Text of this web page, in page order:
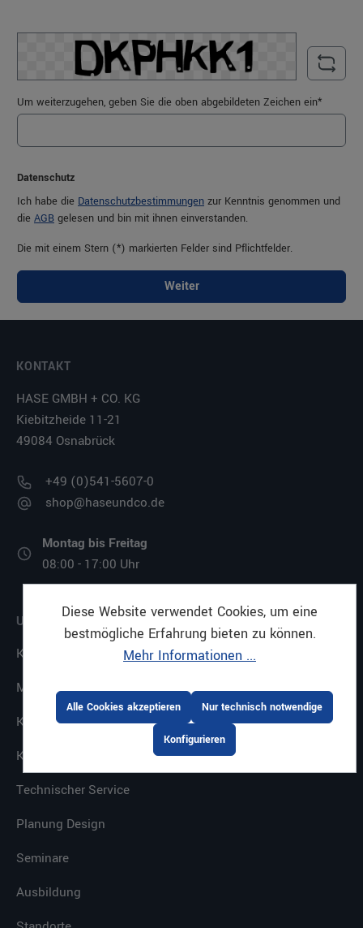
Um weiterzugehen, geben Sie die oben abgebildeten Zeichen ein*
Datenschutz
Ich habe die Datenschutzbestimmungen zur Kenntnis genommen und
die AGB gelesen und bin mit ihnen einverstanden.
Die mit einem Stern (*) markierten Felder sind Pflichtfelder.
Weiter
KONTAKT
HASE GMBH + CO. KG
Kiebitzheide 11-21
49084 Osnabrück
+49 (0)541-5607-0
shop@haseundco.de
Montag bis Freitag
08:00 - 17:00 Uhr
UNTERNEHMEN
Karriere
Mietservice
Kaffeesystem
Keyaccount
Technischer Service
Planung Design
Seminare
Ausbildung
Diese Website verwendet Cookies, um eine
bestmögliche Erfahrung bieten zu können.
Mehr Informationen ...
Nur technisch notwendige
Konfigurieren
Alle Cookies akzeptieren